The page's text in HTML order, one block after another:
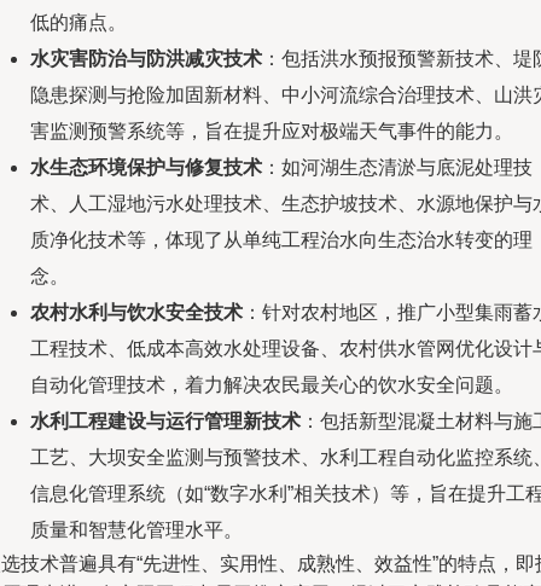
低的痛点。
水灾害防治与防洪减灾技术 ：包括洪水预报预警新技术、堤
隐患探测与抢险加固新材料、中小河流综合治理技术、山洪
害监测预警系统等，旨在提升应对极端天气事件的能力。
水生态环境保护与修复技术 ：如河湖生态清淤与底泥处理技
术、人工湿地污水处理技术、生态护坡技术、水源地保护与
质净化技术等，体现了从单纯工程治水向生态治水转变的理
念。
农村水利与饮水安全技术 ：针对农村地区，推广小型集雨蓄
工程技术、低成本高效水处理设备、农村供水管网优化设计
自动化管理技术，着力解决农民最关心的饮水安全问题。
水利工程建设与运行管理新技术 ：包括新型混凝土材料与施
工艺、大坝安全监测与预警技术、水利工程自动化监控系统
信息化管理系统（如“数字水利”相关技术）等，旨在提升工
质量和智慧化管理水平。
技术普遍具有“先进性、实用性、成熟性、效益性”的特点，即